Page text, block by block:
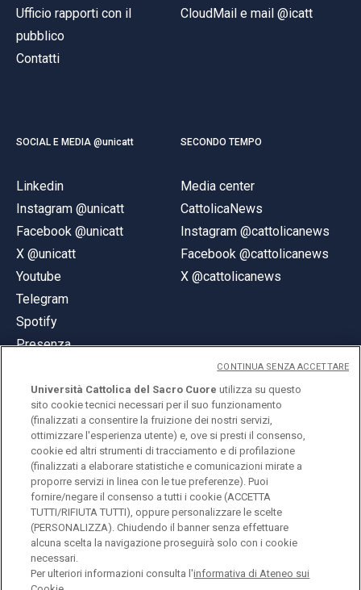
Ufficio rapporti con il
pubblico
Contatti
CloudMail e mail @icatt
SOCIAL E MEDIA @unicatt
Linkedin
Instagram @unicatt
Facebook @unicatt
X @unicatt
Youtube
Telegram
Spotify
Presenza
SECONDO TEMPO
Media center
CattolicaNews
Instagram @cattolicanews
Facebook @cattolicanews
X @cattolicanews
© Università Cattolica del Sacro Cuore
Largo A. Gemelli 1, 20123 Milano
PI 02133120150
ENGLISH
Università Cattolica del Sacro Cuore utilizza su questo
sito cookie tecnici necessari per il suo funzionamento
(finalizzati a consentire la fruizione dei nostri servizi,
ottimizzare l'esperienza utente) e, ove si presti il consenso,
cookie ed altri strumenti di tracciamento e di profilazione
(finalizzati a elaborare statistiche e comunicazioni mirate a
proporre servizi in linea con le tue preferenze). Puoi
fornire/negare il consenso a tutti i cookie (ACCETTA
TUTTI/RIFIUTA TUTTI), oppure personalizzare le scelte
(PERSONALIZZA). Chiudendo il banner senza effettuare
alcuna scelta la navigazione proseguirà solo con i cookie
necessari.
Per ulteriori informazioni consulta l'informativa di Ateneo sui
CONTINUA SENZA ACCETTARE